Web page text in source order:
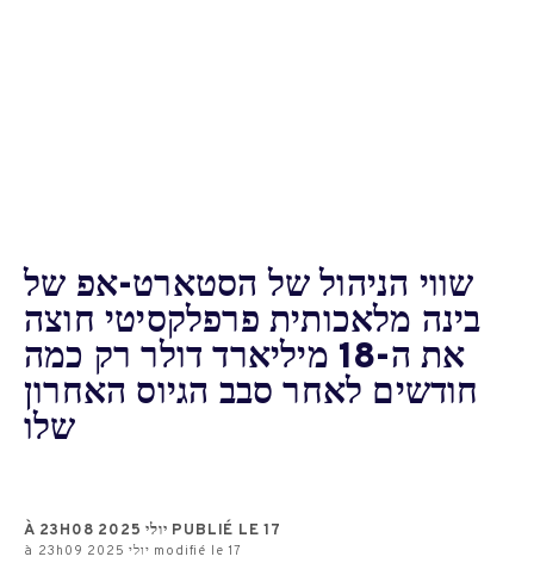
שווי הניהול של הסטארט-אפ של
בינה מלאכותית פרפלקסיטי חוצה
את ה-18 מיליארד דולר רק כמה
חודשים לאחר סבב הגיוס האחרון
שלו
PUBLIÉ LE 17 יולי 2025 À 23H08
modifié le 17 יולי 2025 à 23h09